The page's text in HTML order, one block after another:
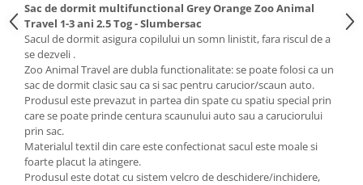
Sac de dormit multifunctional Grey Orange Zoo Animal
Travel 1-3 ani 2.5 Tog - Slumbersac
Sacul de dormit asigura copilului un somn linistit, fara riscul de a
se dezveli .
Zoo Animal Travel are dubla functionalitate: se poate folosi ca un
sac de dormit clasic sau ca si sac pentru carucior/scaun auto.
Produsul este prevazut in partea din spate cu spatiu special prin
care se poate prinde centura scaunului auto sau a caruciorului
prin sac.
Materialul textil din care este confectionat sacul este moale si
foarte placut la atingere.
Produsul este dotat cu sistem velcro de deschidere/inchidere,